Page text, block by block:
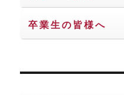
卒業生の皆様へ